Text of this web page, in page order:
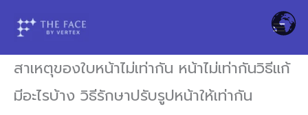
สาเหตุของใบหน้าไม่เท่ากัน หน้าไม่เท่ากันวิธีแก้
มีอะไรบ้าง วิธีรักษาปรับรูปหน้าให้เท่ากัน